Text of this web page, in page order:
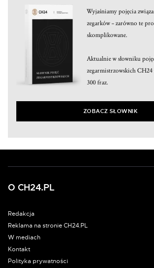
Wyjaśniamy pojęcia
zegarków – zarówno te
skomplikowane.
Aktualnie w słowniku
zegarmistrzowskich CH24
300 fraz.
ZOBACZ SŁOWNIK
O CH24.PL
Redakcja
Reklama na stronie CH24.PL
W mediach
Kontakt
Polityka prywatności